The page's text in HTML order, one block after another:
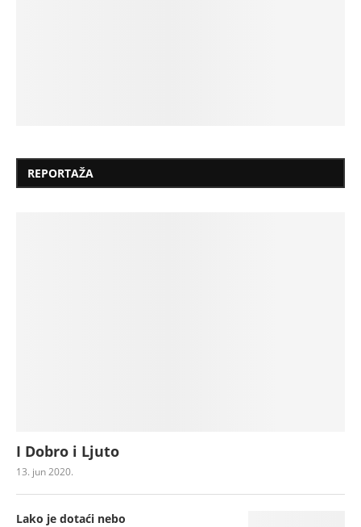
REPORTAŽA
I Dobro i Ljuto
13. jun 2020.
Lako je dotaći nebo